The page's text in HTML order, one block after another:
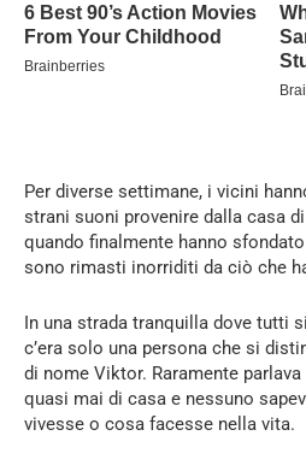
Per diverse settimane, i vicini
strani suoni provenire dalla casa
quando finalmente hanno
sono rimasti inorriditi da ciò che
In una strada tranquilla dove tutti
c’era solo una persona che si
di nome Viktor. Raramente
quasi mai di casa e nessuno
vivesse o cosa facesse nella vita.